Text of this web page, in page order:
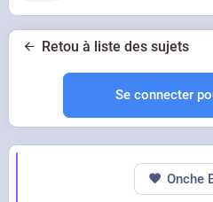
Retou à liste des sujets
Se connecter
Onche